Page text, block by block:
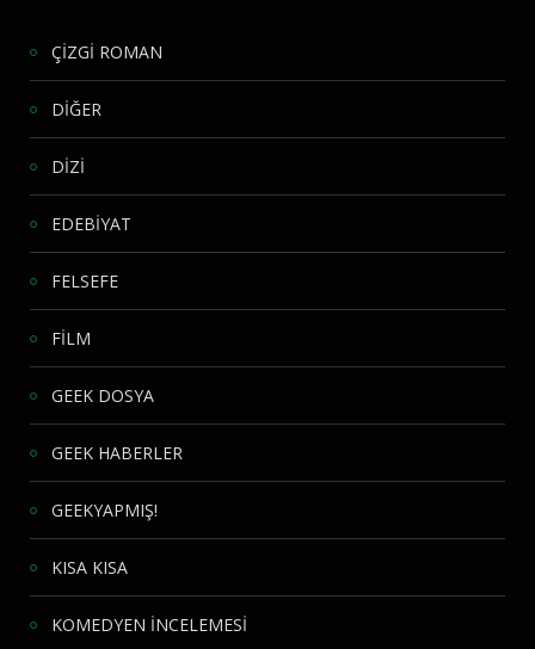
ÇİZGİ ROMAN
DİĞER
DİZİ
EDEBİYAT
FELSEFE
FİLM
GEEK DOSYA
GEEK HABERLER
GEEKYAPMIŞ!
KISA KISA
KOMEDYEN İNCELEMESİ